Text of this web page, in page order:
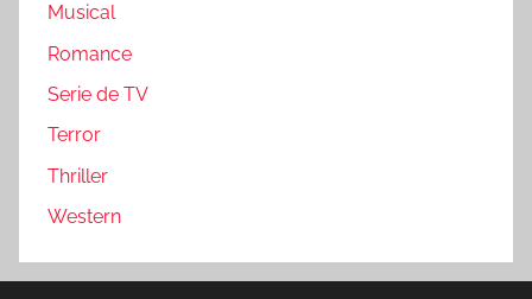
Musical
Romance
Serie de TV
Terror
Thriller
Western